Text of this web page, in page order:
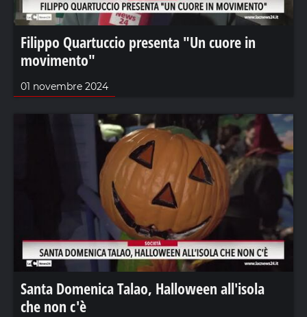
Filippo Quartuccio presenta "Un cuore in
movimento"
01 novembre 2024
Santa Domenica Talao, Halloween all'isola
che non c'è